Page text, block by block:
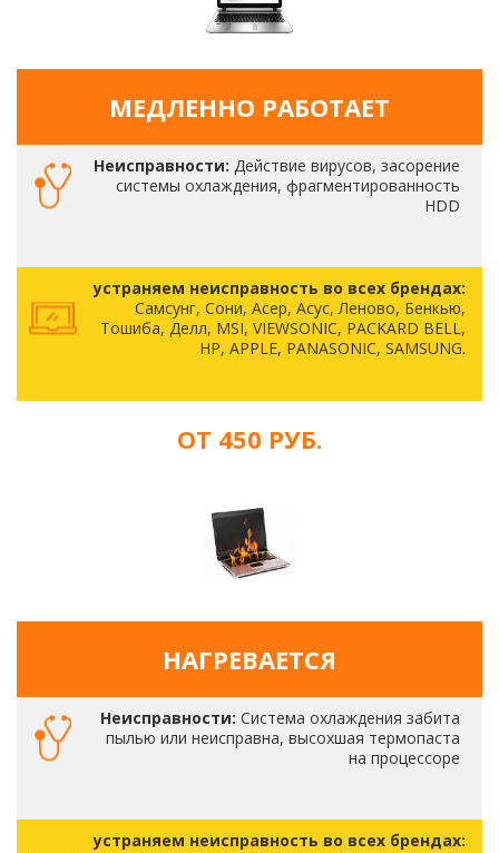
МЕДЛЕННО РАБОТАЕТ
Неисправности: Действие вирусов, засорение
системы охлаждения, фрагментированность
HDD
устраняем неисправность во всех брендах:
Самсунг, Сони, Асер, Асус, Леново, Бенкью,
Тошиба, Делл, MSI, VIEWSONIC, PACKARD BELL,
HP, APPLE, PANASONIC, SAMSUNG.
ОТ 450 РУБ.
НАГРЕВАЕТСЯ
Неисправности: Система охлаждения забита
пылью или неисправна, высохшая термопаста
на процессоре
устраняем неисправность во всех брендах: